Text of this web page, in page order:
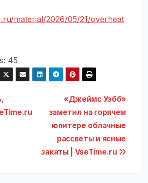
material/2026/05/21/overheat
45
«Джеймс Уэбб»
заметил на горячем
юпитере облачные
рассветы и ясные
закаты | VseTime.ru